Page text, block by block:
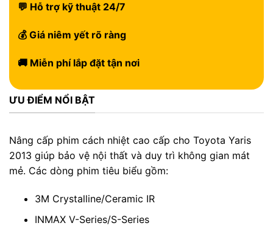
💬 Hỗ trợ kỹ thuật 24/7
💰 Giá niêm yết rõ ràng
🚚 Miễn phí lắp đặt tận nơi
ƯU ĐIỂM NỔI BẬT
Nâng cấp phim cách nhiệt cao cấp cho Toyota Yaris
2013 giúp bảo vệ nội thất và duy trì không gian mát
mẻ. Các dòng phim tiêu biểu gồm:
3M Crystalline/Ceramic IR
INMAX V-Series/S-Series